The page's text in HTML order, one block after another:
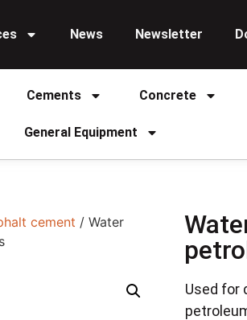
News Newsletter
Cements Concrete
General Equipment
cement / Water
Used for